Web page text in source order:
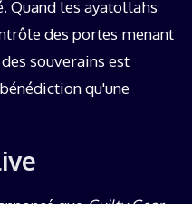
Quand les ayatollahs
des portes menant
souverains est
qu'une